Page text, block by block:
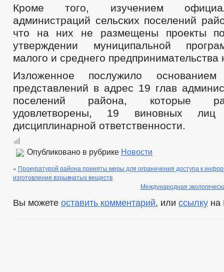
Кроме того, изучением
администраций сельских поселений
что на них не размещены проекты
утверждении муниципальной
малого и среднего предпринимательства
Изложенное послужило
представлений в адрес 19 глав
поселений района, которые
удовлетворены, 19 виновных лиц
дисциплинарной ответственности.
Опубликовано в рубрике Новости
« Прокуратурой района приняты меры для ограничения доступа к
изготовления взрывчатых веществ
Международная
Вы можете оставить комментарий, или ссылку на